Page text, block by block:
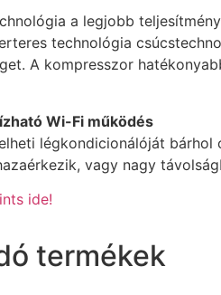
a legjobb
technológia
A kompresszor
Wi-Fi működés
légkondicionálóját
vagy nagy
ide!
termékek